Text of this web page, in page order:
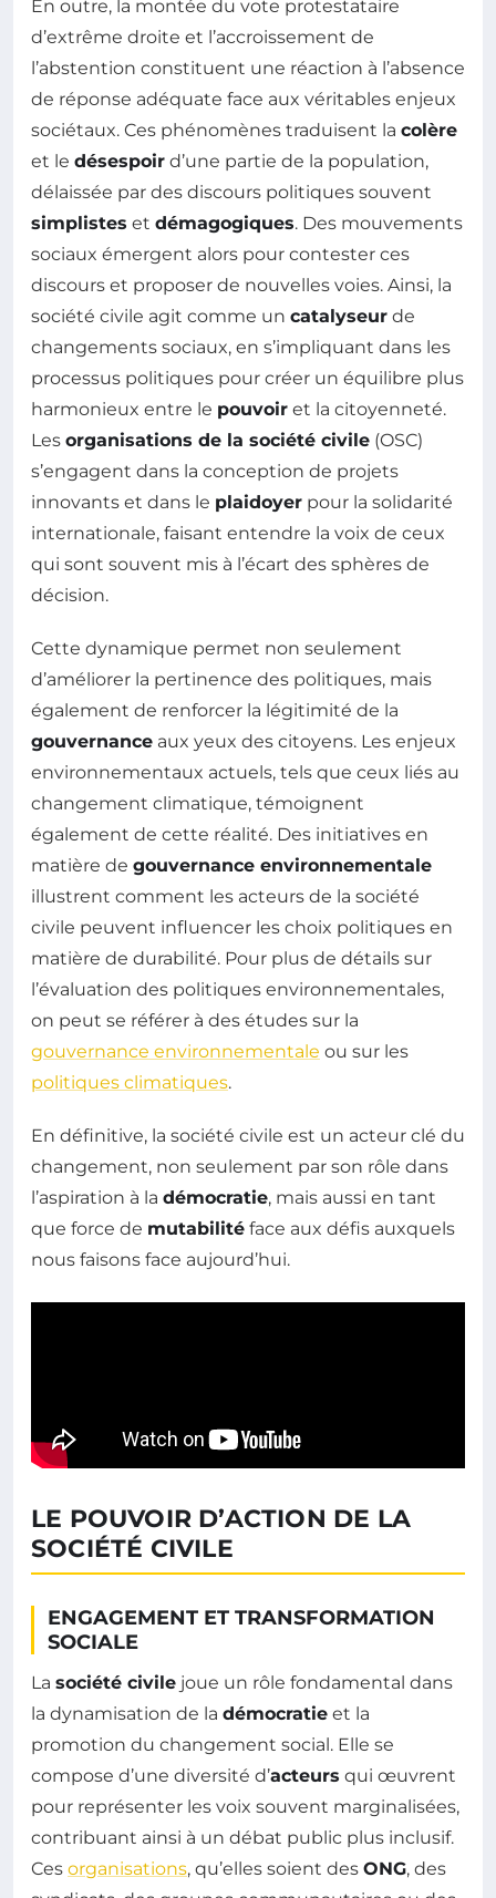
En outre, la montée du vote protestataire
d’extrême droite et l’accroissement de
l’abstention constituent une réaction à l’absence
de réponse adéquate face aux véritables enjeux
sociétaux. Ces phénomènes traduisent la colère
et le désespoir d’une partie de la population,
délaissée par des discours politiques souvent
simplistes et démagogiques. Des mouvements
sociaux émergent alors pour contester ces
discours et proposer de nouvelles voies. Ainsi, la
société civile agit comme un catalyseur de
changements sociaux, en s’impliquant dans les
processus politiques pour créer un équilibre plus
harmonieux entre le pouvoir et la citoyenneté.
Les organisations de la société civile (OSC)
s’engagent dans la conception de projets
innovants et dans le plaidoyer pour la solidarité
internationale, faisant entendre la voix de ceux
qui sont souvent mis à l’écart des sphères de
décision.
Cette dynamique permet non seulement
d’améliorer la pertinence des politiques, mais
également de renforcer la légitimité de la
gouvernance aux yeux des citoyens. Les enjeux
environnementaux actuels, tels que ceux liés au
changement climatique, témoignent
également de cette réalité. Des initiatives en
matière de gouvernance environnementale
illustrent comment les acteurs de la société
civile peuvent influencer les choix politiques en
matière de durabilité. Pour plus de détails sur
l’évaluation des politiques environnementales,
on peut se référer à des études sur la
gouvernance environnementale ou sur les
politiques climatiques.
En définitive, la société civile est un acteur clé du
changement, non seulement par son rôle dans
l’aspiration à la démocratie, mais aussi en tant
que force de mutabilité face aux défis auxquels
nous faisons face aujourd’hui.
LE POUVOIR D’ACTION DE LA
SOCIÉTÉ CIVILE
ENGAGEMENT ET TRANSFORMATION
SOCIALE
La société civile joue un rôle fondamental dans
la dynamisation de la démocratie et la
promotion du changement social. Elle se
compose d’une diversité d’acteurs qui œuvrent
pour représenter les voix souvent marginalisées,
contribuant ainsi à un débat public plus inclusif.
Ces organisations, qu’elles soient des ONG, des